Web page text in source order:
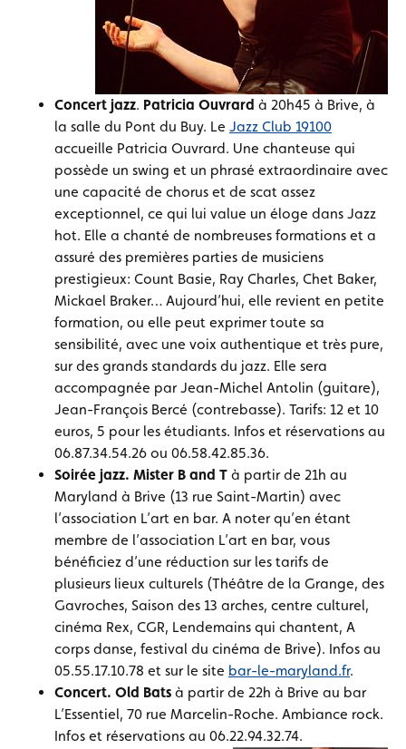
Concert jazz. Patricia Ouvrard à 20h45 à Brive, à
la salle du Pont du Buy. Le Jazz Club 19100
accueille Patricia Ouvrard. Une chanteuse qui
possède un swing et un phrasé extraordinaire avec
une capacité de chorus et de scat assez
exceptionnel, ce qui lui value un éloge dans Jazz
hot. Elle a chanté de nombreuses formations et a
assuré des premières parties de musiciens
prestigieux: Count Basie, Ray Charles, Chet Baker,
Mickael Braker… Aujourd’hui, elle revient en petite
formation, ou elle peut exprimer toute sa
sensibilité, avec une voix authentique et très pure,
sur des grands standards du jazz. Elle sera
accompagnée par Jean-Michel Antolin (guitare),
Jean-François Bercé (contrebasse). Tarifs: 12 et 10
euros, 5 pour les étudiants. Infos et réservations au
06.87.34.54.26 ou 06.58.42.85.36.
Soirée jazz. Mister B and T à partir de 21h au
Maryland à Brive (13 rue Saint-Martin) avec
l’association L’art en bar. A noter qu’en étant
membre de l’association L’art en bar, vous
bénéficiez d’une réduction sur les tarifs de
plusieurs lieux culturels (Théâtre de la Grange, des
Gavroches, Saison des 13 arches, centre culturel,
cinéma Rex, CGR, Lendemains qui chantent, A
corps danse, festival du cinéma de Brive). Infos au
05.55.17.10.78 et sur le site bar-le-maryland.fr.
Concert. Old Bats à partir de 22h à Brive au bar
L’Essentiel, 70 rue Marcelin-Roche. Ambiance rock.
Infos et réservations au 06.22.94.32.74.